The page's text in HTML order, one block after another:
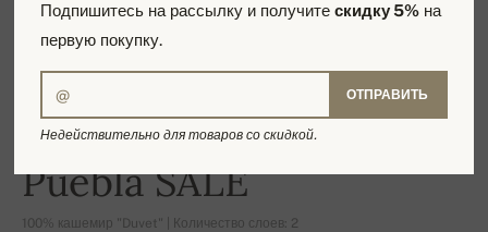
-16%
Puebla SALE
100% кашемир "Duvet" | Количество слоев: 2
Подпишитесь на рассылку и получитескидку 5% на
первую покупку.
ОТПРАВИТЬ
Недействительно для товаров со скидкой.